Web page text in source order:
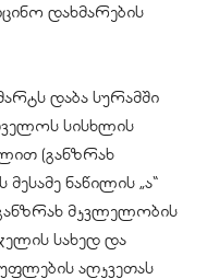
დახმარების
დაბა სურამში
სისხლის
(განზრახ
ნაწილის „ა“
მკვლელობის
სახედ და
აღკვეთას